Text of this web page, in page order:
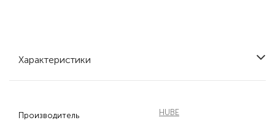
Характеристики
Производитель HUBE